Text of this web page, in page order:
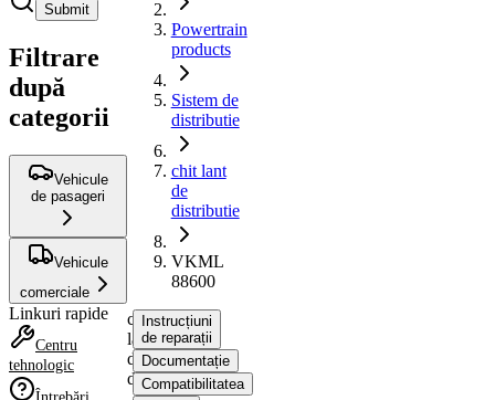
Submit
Filtrare
după
categorii
Vehicule
de pasageri
Vehicule
comerciale
Linkuri rapide
Centru
tehnologic
Powertrain
products
Sistem de
distributie
chit lant
de
distributie
VKML
88600
chit
lant
de
distributie
Instrucțiuni
de reparații
Documentație
Compatibilitatea